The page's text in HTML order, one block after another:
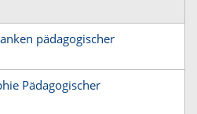
pädagogischer
Pädagogischer